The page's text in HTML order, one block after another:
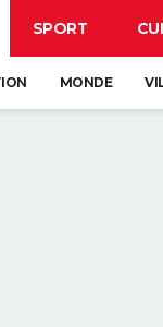
SPORT
MONDE